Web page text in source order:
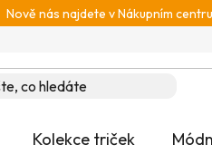
Nově nás najdete v Nákupním
Kolekce triček